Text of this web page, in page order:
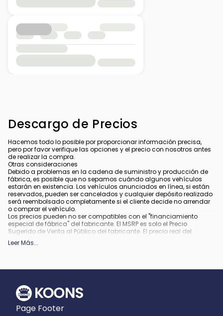
Descargo de Precios
Hacemos todo lo posible por proporcionar información precisa,
pero por favor verifique las opciones y el precio con nosotros antes
de realizar la compra.
Otras consideraciones
Debido a problemas en la cadena de suministro y producción de
fábrica, es posible que no sepamos cuándo algunos vehículos
estarán en existencia. Los vehículos anunciados en línea, si están
reservados, pueden ser cancelados y cualquier depósito realizado
será reembolsado completamente si el cliente decide no arrendar
o comprar el vehículo.
Los precios pueden no ser compatibles con el "financiamiento
especial de fábrica" del fabricante. El MSRP es solo el Precio
Sugerido de Venta al Público del fabricante. El precio real del
concesionario puede variar.
Debido a la disponibilidad, algunas imágenes y opciones
especificaciones.
Todo financiamiento está sujeto a crédito aprobado.
Qué está incluido
Todos los precios incluyen los descuentos y estímulos aplicables.
Leer Más...
Page Footer